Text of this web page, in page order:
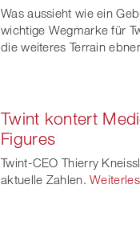
Was aussieht wie ein
wichtige Wegmarke für
die weiteres Terrain
Twint kontert
Figures
Twint-CEO Thierry
aktuelle Zahlen.